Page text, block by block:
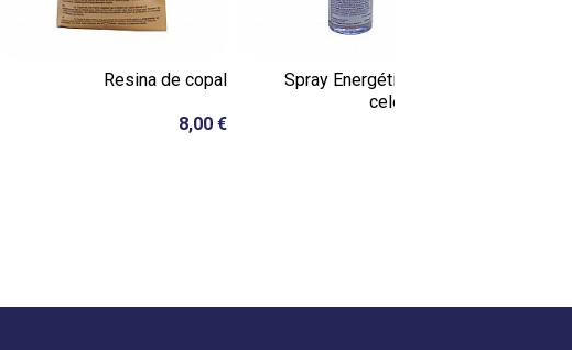
Resina de copal
8,00 €
Spray Energético Aroma
celestial de...